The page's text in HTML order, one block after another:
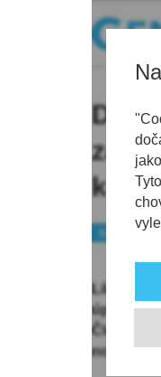
Do
kraj
Kraj
úpravu
Členové
nové s